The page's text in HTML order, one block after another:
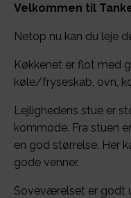
Velkommen til
Netop nu kan du leje
Køkkenet er flot med
køle/fryseskab, ovn,
Lejlighedens stue er
kommode. Fra stuen
en god størrelse. Her
gode venner.
Soveværelset er godt